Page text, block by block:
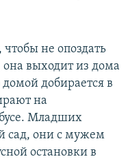
не опоздать
она выходит из дома
добирается в
на
Младших
сад, они с мужем
остановки в